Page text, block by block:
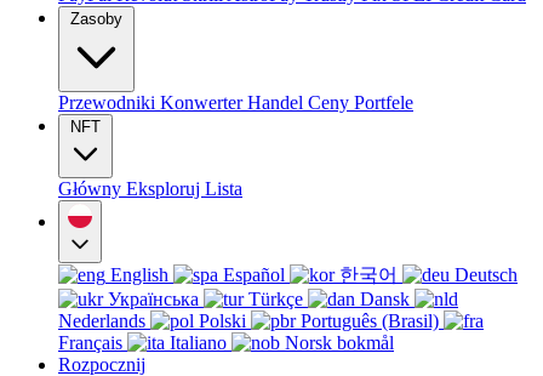
Zasoby
Przewodniki KonwerterHandel Ceny Portfele
NFT
Główny Eksploruj Lista
English Español 한국어
Deutsch
Українська
Türkçe
Dansk
Nederlands
Polski
Português (Brasil)
Français
Italiano
Norsk bokmål
Rozpocznij